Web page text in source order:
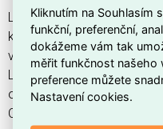
LINK TRIMLESS T-
kategoriích Svítidla,
výrobce Ideal Lux, EAN
LINK TRIMLESS T-
od 1 ks. Kód EMAS LINK
ON-OFF W je
Kliknutím na Souhlasím
funkční, preferenční,
dokážeme vám tak
měřit funkčnost našeho
preference můžete
Nastavení cookies.